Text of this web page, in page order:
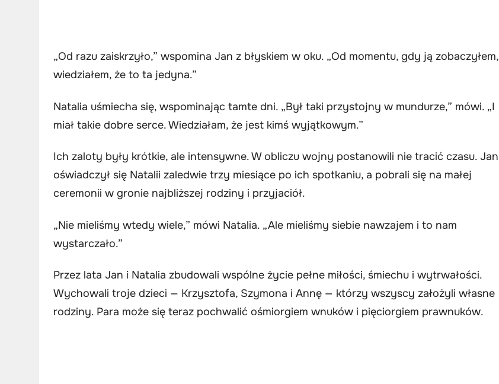
„Od razu zaiskrzyło,” wspomina Jan z błyskiem w oku. „Od momentu, gdy ją zobaczyłem,
wiedziałem, że to ta jedyna.”
Natalia uśmiecha się, wspominając tamte dni. „Był taki przystojny w mundurze,” mówi. „I
miał takie dobre serce. Wiedziałam, że jest kimś wyjątkowym.”
Ich zaloty były krótkie, ale intensywne. W obliczu wojny postanowili nie tracić czasu. Jan
oświadczył się Natalii zaledwie trzy miesiące po ich spotkaniu, a pobrali się na małej
ceremonii w gronie najbliższej rodziny i przyjaciół.
„Nie mieliśmy wtedy wiele,” mówi Natalia. „Ale mieliśmy siebie nawzajem i to nam
wystarczało.”
Przez lata Jan i Natalia zbudowali wspólne życie pełne miłości, śmiechu i wytrwałości.
Wychowali troje dzieci — Krzysztofa, Szymona i Annę — którzy wszyscy założyli własne
rodziny. Para może się teraz pochwalić ośmiorgiem wnuków i pięciorgiem prawnuków.